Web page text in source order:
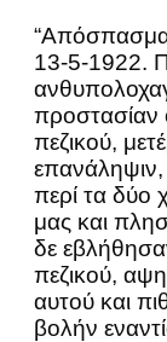
13-5-1922.
προστασίαν
πεζικού,
περί τα δύο
μας και
δε
πεζικού,
αυτού και
βολήν